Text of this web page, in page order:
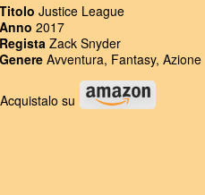
Titolo Justice League
Anno 2017
Regista Zack Snyder
Genere Avventura, Fantasy, Azione
Acquistalo su